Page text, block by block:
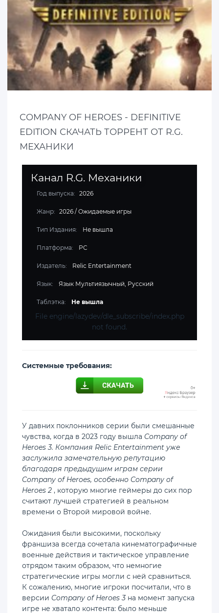
COMPANY OF HEROES - DEFINITIVE
EDITION СКАЧАТЬ ТОРРЕНТ ОТ R.G.
МЕХАНИКИ
Канал R.G. Механики
Год выпуска: 2026
Жанр: 2026 / Ожидаемые игры
Тип Издания: Не вышла
Платформа: PC
Издатель: Relic Entertainment
Язык: Язык Мультиязычный, Русский
Таблэтка: Не вышла
File engine/lazydev/dle_subscribe/index.php
not found.
Cистемные требования:
У давних поклонников серии были смешанные
чувства, когда в 2023 году вышла Company of
Heroes 3. Компания Relic Entertainment уже
заслужила замечательную репутацию
благодаря предыдущим играм серии
Company of Heroes, особенно Company of
Heroes 2 , которую многие геймеры до сих пор
считают лучшей стратегией в реальном
времени о Второй мировой войне.
Ожидания были высокими, поскольку
франшиза всегда сочетала кинематографичные
военные действия и тактическое управление
отрядом таким образом, что немногие
стратегические игры могли с ней сравниться.
К сожалению, многие игроки посчитали, что в
версии Company of Heroes 3 на момент запуска
игре не хватало контента: было меньше